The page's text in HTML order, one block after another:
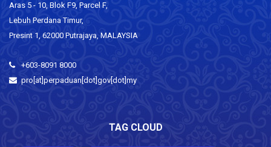
Aras 5 - 10, Blok F9, Parcel F,
Lebuh Perdana Timur,
Presint 1, 62000 Putrajaya, MALAYSIA
+603-8091 8000
pro[at]perpaduan[dot]gov[dot]my
TAG CLOUD